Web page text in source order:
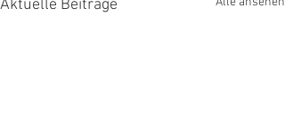
Aktuelle Beiträge